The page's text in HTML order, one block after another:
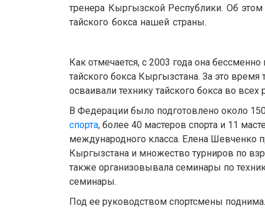
тренера Кыргызской Республики. Об
тайского бокса нашей страны.
Как отмечается, с 2003 года она
тайского бокса Кыргызстана. За это время
осваивали технику тайского бокса во всех
В Федерации было подготовлено около
спорта, более 40 мастеров спорта и 11
международного класса. Елена Шевченко
Кыргызстана и множество турниров по
также организовывала семинары по
семинары.
Под ее руководством спортсмены